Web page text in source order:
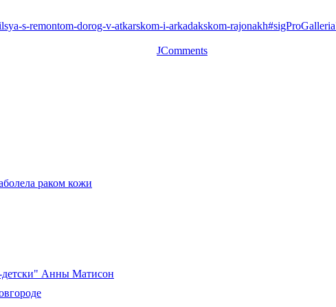
s-remontom-dorog-v-atkarskom-i-arkadakskom-
JComments
раком кожи
Анны Матисон